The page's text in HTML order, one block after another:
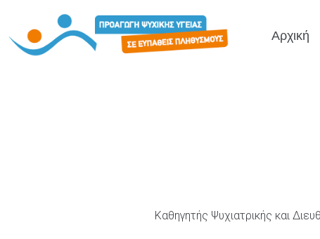
Αρχική
Καθηγητής Ψυχιατρικής και